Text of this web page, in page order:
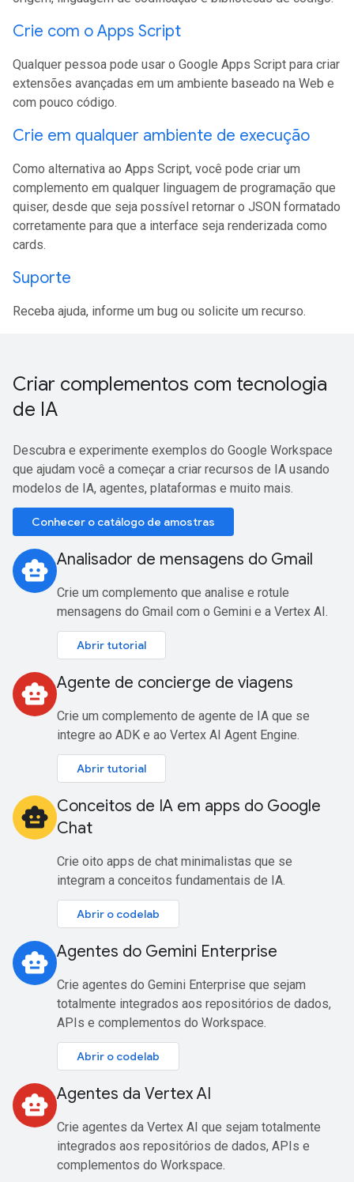
Crie com o Apps Script
Qualquer pessoa pode usar o Google Apps Script para criar
extensões avançadas em um ambiente baseado na Web e
com pouco código.
Crie em qualquer ambiente de execução
Como alternativa ao Apps Script, você pode criar um
complemento em qualquer linguagem de programação que
quiser, desde que seja possível retornar o JSON formatado
corretamente para que a interface seja renderizada como
cards.
Suporte
Receba ajuda, informe um bug ou solicite um recurso.
Criar complementos com tecnologia
de IA
Descubra e experimente exemplos do Google Workspace
que ajudam você a começar a criar recursos de IA usando
modelos de IA, agentes, plataformas e muito mais.
Conhecer o catálogo de amostras
smart_toy Analisador de mensagens do Gmail
Crie um complemento que analise e rotule
mensagens do Gmail com o Gemini e a Vertex AI.
Abrir tutorial
smart_toy Agente de concierge de viagens
Crie um complemento de agente de IA que se
integre ao ADK e ao Vertex AI Agent Engine.
Abrir tutorial
smart_toy Conceitos de IA em apps do Google
Chat
Crie oito apps de chat minimalistas que se
integram a conceitos fundamentais de IA.
Abrir o codelab
smart_toy Agentes do Gemini Enterprise
Crie agentes do Gemini Enterprise que sejam
totalmente integrados aos repositórios de dados,
APIs e complementos do Workspace.
Abrir o codelab
smart_toy Agentes da Vertex AI
Crie agentes da Vertex AI que sejam totalmente
integrados aos repositórios de dados, APIs e
complementos do Workspace.